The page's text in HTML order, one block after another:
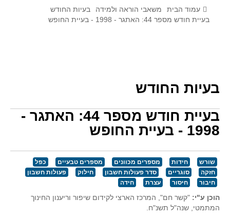
תוצרים מימי עיון וסדנאות - "קשר חם"
מדורי המרכז
פיצוחים
אלגברה
אלגברה
פונקציות
חדו"א
סדרות
עמוד הבית משאבי הוראה ולמידה
בעיות החודש
בעיית חודש מספר 44: האתגר - 1998 - בעיית החופש
בעיות החודש
בעיית חודש מספר 44: האתגר -
1998 - בעיית החופש
שורש חידות מספרים מכוונים מספרים טבעיים
כפל
חזקה
סוגריים סדר פעולות חשבון חילוק
פעולות חשבון
חיבור
חיסור עצרת חידה
הוכן ע"י: "קשר חם", המרכז הארצי לקידום שיפור וריענון החינוך
המתמטי, שנה"ל תשנ"ח.